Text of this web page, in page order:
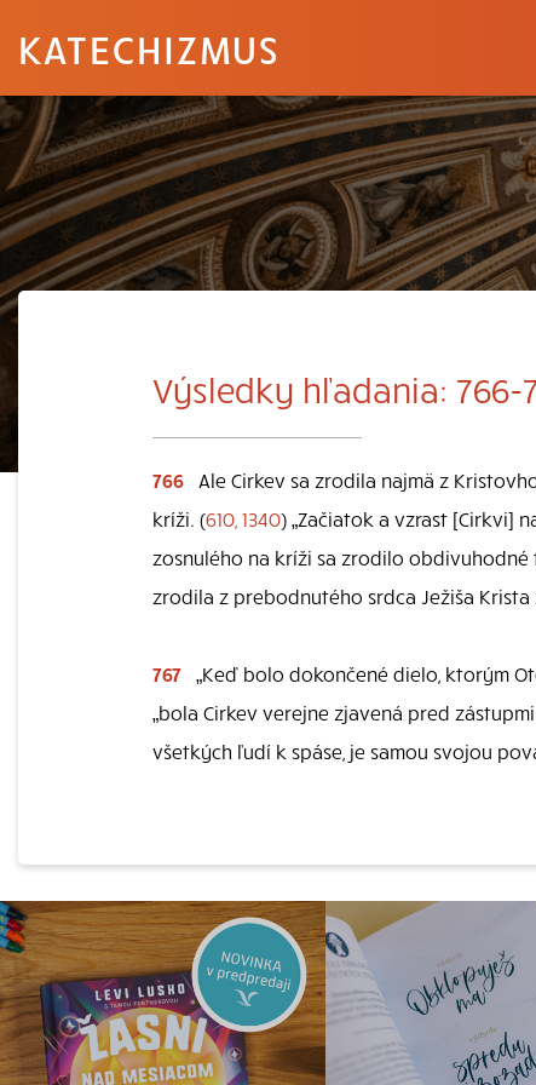
KATECHIZMUS
Výsledky hľadania: 766-
766 Ale Cirkev sa zrodila najmä z
kríži. (610, 1340) „Začiatok a vzrast [Cirkvi]
zosnulého na kríži sa zrodilo
zrodila z prebodnutého srdca Ježiša Krista
767 „Keď bolo dokončené dielo, ktorým
„bola Cirkev verejne zjavená pred
všetkých ľudí k spáse, je samou svojou